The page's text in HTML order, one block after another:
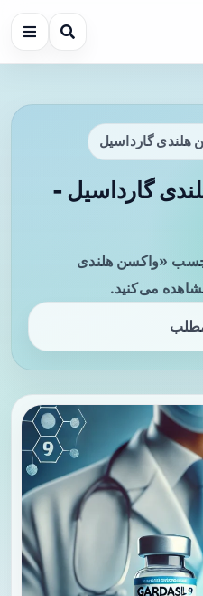
هلندی گارداسیل
گارداسیل -
«واکسن هلندی
می‌کنید.